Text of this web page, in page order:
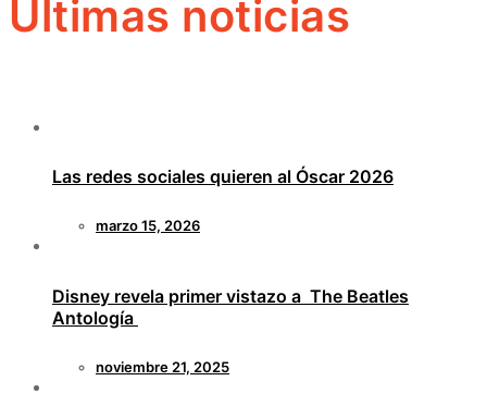
Últimas noticias
Las redes sociales quieren al Óscar 2026
marzo 15, 2026
Disney revela primer vistazo a The Beatles
Antología
noviembre 21, 2025